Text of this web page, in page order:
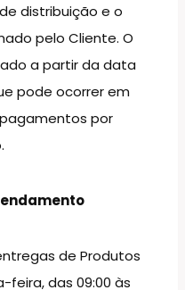
distribuição e o
pelo Cliente. O
a partir da data
pode ocorrer em
por
de Produtos
das 09:00 às